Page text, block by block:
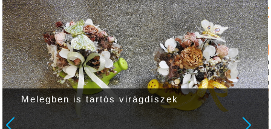
Melegben is tartós virágdíszek